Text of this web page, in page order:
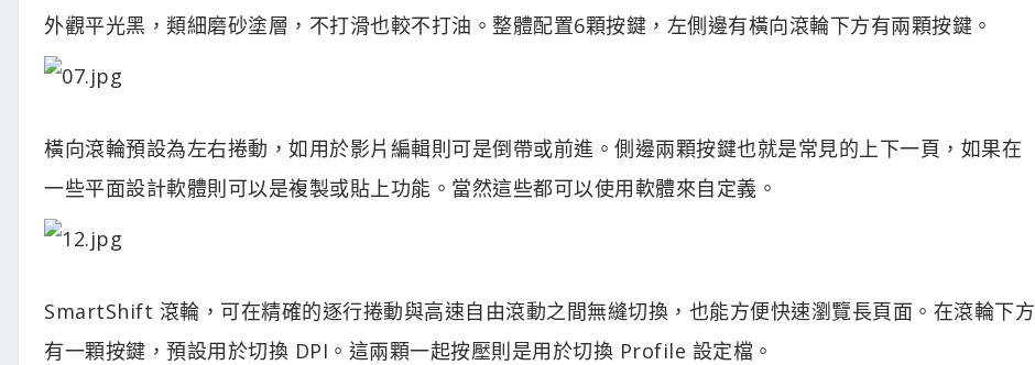
外觀平光黑，類細磨砂塗層，不打滑也較不打油。整體配置6顆按鍵，左側邊有橫向滾輪下方有兩顆按鍵。
橫向滾輪預設為左右捲動，如用於影片編輯則可是倒帶或前進。側邊兩顆按鍵也就是常見的上下一頁，如果在
一些平面設計軟體則可以是複製或貼上功能。當然這些都可以使用軟體來自定義。
SmartShift 滾輪，可在精確的逐行捲動與高速自由滾動之間無縫切換，也能方便快速瀏覽長頁面。在滾輪下方
有一顆按鍵，預設用於切換 DPI。這兩顆一起按壓則是用於切換 Profile 設定檔。